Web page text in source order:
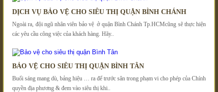
DỊCH VỤ BẢO VỆ CHO SIÊU THỊ QUẬN BÌNH CHÁNH
Ngoài ra, đội ngũ nhân viên bảo vệ ở quận Bình Chánh Tp.HCMcũng sẽ thực hiện
các yêu cầu công việc của khách hàng. Hãy..
BẢO VỆ CHO SIÊU THỊ QUẬN BÌNH TÂN
Buổi sáng mang dù, bảng hiệu … ra để trước sân trong phạm vi cho phép của Chính
quyền địa phương & đem vào siêu thị khi..